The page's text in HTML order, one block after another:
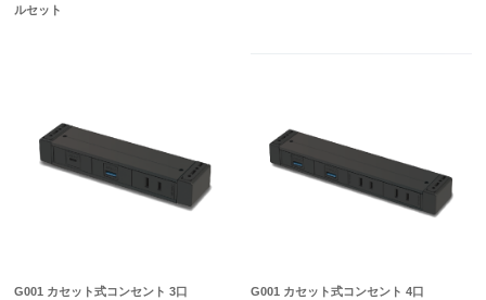
ルセット
G001 カセット式コンセント 3口 G001 カセット式コンセント 4口